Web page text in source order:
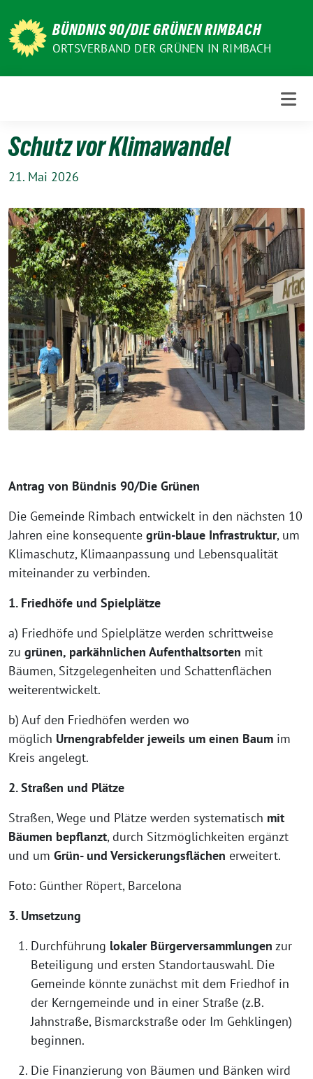
zum
Inhalt
BÜNDNIS 90/DIE GRÜNEN RIMBACH
ORTSVERBAND DER GRÜNEN IN RIMBACH
Schutz vor Klimawandel
21. Mai 2026
Antrag von Bündnis 90/Die Grünen
Die Gemeinde Rimbach entwickelt in den nächsten 10
Jahren eine konsequente grün-blaue Infrastruktur, um
Klimaschutz, Klimaanpassung und Lebensqualität
miteinander zu verbinden.
1. Friedhöfe und Spielplätze
a) Friedhöfe und Spielplätze werden schrittweise
zu grünen, parkähnlichen Aufenthaltsorten mit
Bäumen, Sitzgelegenheiten und Schattenflächen
weiterentwickelt.
b) Auf den Friedhöfen werden wo
möglich Urnengrabfelder jeweils um einen Baum im
Kreis angelegt.
2. Straßen und Plätze
Straßen, Wege und Plätze werden systematisch mit
Bäumen bepflanzt, durch Sitzmöglichkeiten ergänzt
und um Grün- und Versickerungsflächen erweitert.
Foto: Günther Röpert, Barcelona
3. Umsetzung
Durchführung lokaler Bürgerversammlungen zur
Beteiligung und ersten Standortauswahl. Die
Gemeinde könnte zunächst mit dem Friedhof in
der Kerngemeinde und in einer Straße (z.B.
Jahnstraße, Bismarckstraße oder Im Gehklingen)
beginnen.
Die Finanzierung von Bäumen und Bänken wird